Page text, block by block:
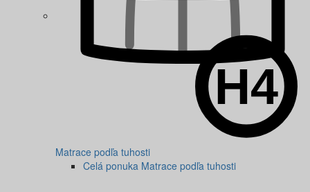
Matrace podľa tuhosti
Celá ponuka Matrace podľa tuhosti